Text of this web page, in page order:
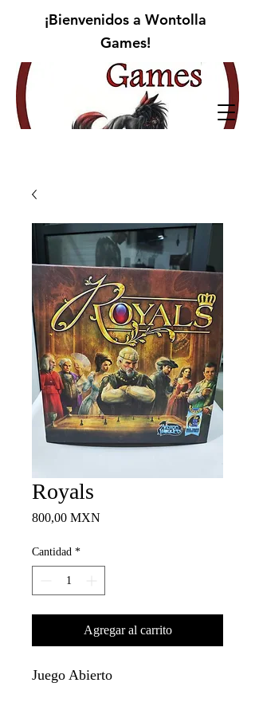
¡Bienvenidos a Wontolla
Games!
Royals
800,00 MXN
Cantidad *
Agregar al carrito
Juego Abierto